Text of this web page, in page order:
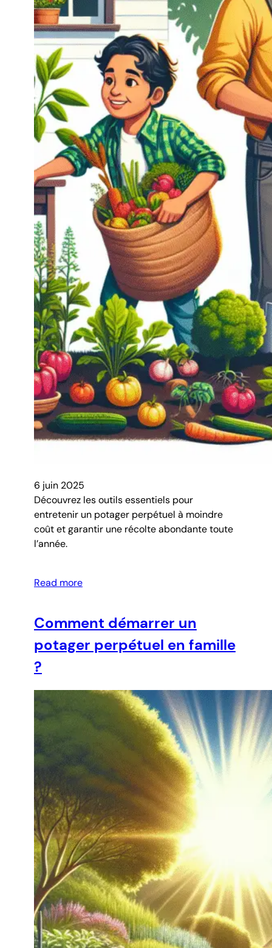
6 juin 2025
Découvrez les outils essentiels pour
entretenir un potager perpétuel à moindre
coût et garantir une récolte abondante toute
l’année.
Read more
Comment démarrer un
potager perpétuel en famille
?